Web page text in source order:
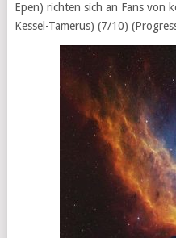
Epen) richten sich an Fans von
Kessel-Tamerus) (7/10)